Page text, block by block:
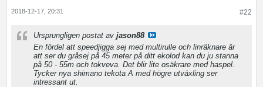
#22
2018-12-17, 20:31
Ursprungligen postat av jason88
En fördel att speedjigga sej med multirulle och linräknare är
att ser du gråsej på 45 meter på ditt ekolod kan du ju stanna
på 50 - 55m och tokveva. Det blir lite osäkrare med haspel.
Tycker nya shimano tekota A med högre utväxling ser
intressant ut.